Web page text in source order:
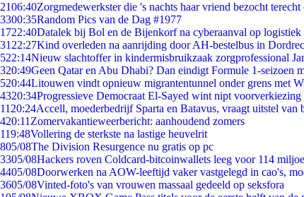
2106:40Zorgmedewerkster die 's nachts haar vriend bezocht terecht
3300:35Random Pics van de Dag #1977
1722:40Datalek bij Bol en de Bijenkorf na cyberaanval op logistiek
31 22:27Kind overleden na aanrijding door AH-bestelbus in
522:14Nieuw slachtoffer in kindermisbruikzaak zorgprofessional
320:49Geen Qatar en Abu Dhabi? Dan eindigt Formule 1-seizoen
520:44Litouwen vindt opnieuw migrantentunnel onder grens met
4320:34Progressieve Democraat El-Sayed wint nipt
11 20:24Accell, moederbedrijf Sparta en Batavus, vraagt uitstel van
420:11 Zomervakantieweerbericht: aanhoudend zomers
119:48Vollering de sterkste na lastige heuvelrit
805/08The Division Resurgence nu gratis op pc
3305/08Hackers roven Coldcard-bitcoinwallets leeg voor 114
4405/08Doorwerken na AOW-leeftijd vaker vastgelegd in cao's,
3605/08Vinted-foto's van vrouwen massaal gedeeld op seksfora